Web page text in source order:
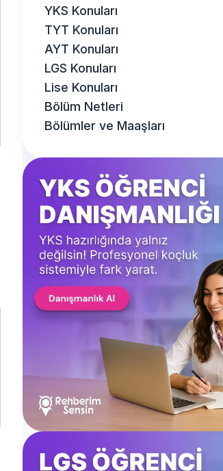
YKS Konuları
TYT Konuları
AYT Konuları
LGS Konuları
Lise Konuları
Bölüm Netleri
Bölümler ve Maaşları